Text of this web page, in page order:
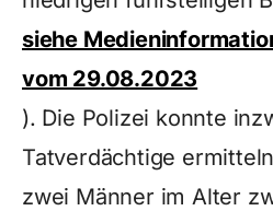
siehe
vom 29.08.2023
). Die Polizei konnte
Tatverdächtige
zwei Männer im Alter